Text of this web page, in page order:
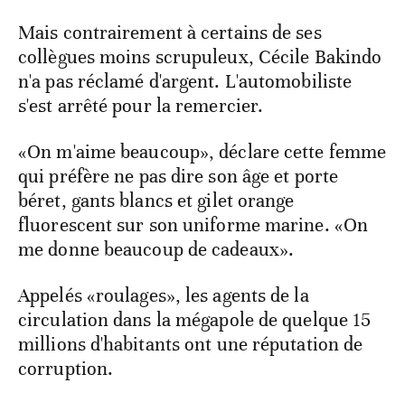
Mais contrairement à certains de ses
collègues moins scrupuleux, Cécile Bakindo
n'a pas réclamé d'argent. L'automobiliste
s'est arrêté pour la remercier.
«On m'aime beaucoup», déclare cette femme
qui préfère ne pas dire son âge et porte
béret, gants blancs et gilet orange
fluorescent sur son uniforme marine. «On
me donne beaucoup de cadeaux».
Appelés «roulages», les agents de la
circulation dans la mégapole de quelque 15
millions d'habitants ont une réputation de
corruption.